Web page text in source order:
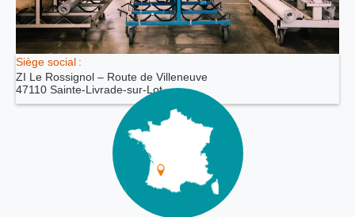
Siège social :
ZI Le Rossignol – Route de Villeneuve
47110 Sainte-Livrade-sur-Lot